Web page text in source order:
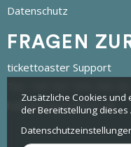
Datenschutz
FRAGEN
tickettoaster Support
hallo@tickettoaster.de
Zusätzliche Cookies
der Bereitstellung dieses